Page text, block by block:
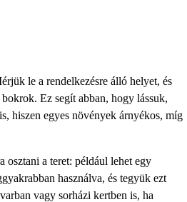
le a rendelkezésre álló helyet, és
Ez segít abban, hogy lássuk,
hiszen egyes növények árnyékos, míg
osztani a teret: például lehet egy
használva, és tegyük ezt
vagy sorházi kertben is, ha